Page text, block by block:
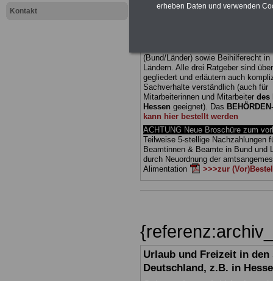
Kontakt
(Bund/Länder) sowie Beihilferecht in
Ländern. Alle drei Ratgeber sind
gegliedert und erläutern auch
Sachverhalte verständlich (auch für
Mitarbeiterinnen und Mitarbeiter des
Hessen geeignet). Das
kann hier bestellt werden
ACHTUNG Neue Broschüre zum
Teilweise 5-stellige Nachzahlungen
Beamtinnen & Beamte in Bund und
durch Neuordnung der
Alimentation
>>>zur
Urlaub und Freizeit in
Deutschland, z.B. in
erheben Daten und verwenden